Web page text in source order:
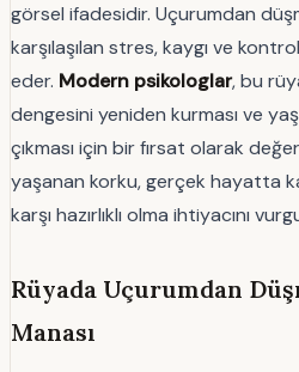
görsel ifadesidir. Uçurumdan
karşılaşılan stres, kaygı ve
eder. Modern psikologlar, bu
dengesini yeniden kurması ve
çıkması için bir fırsat olarak
yaşanan korku, gerçek hayatta
karşı hazırlıklı olma ihtiyacını
Rüyada Uçurumdan
Manası